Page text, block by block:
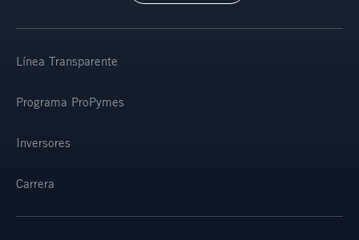
Línea Transparente
Programa ProPymes
Inversores
Carrera